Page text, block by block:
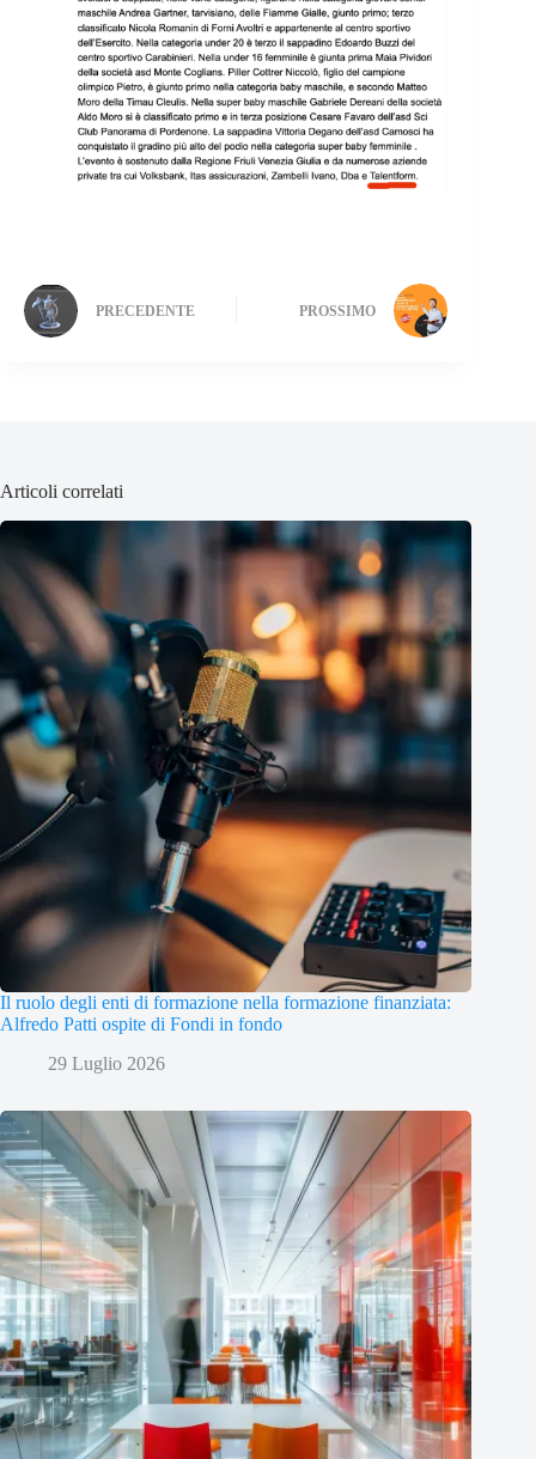
PRECEDENTE PROSSIMO
Articoli correlati
Il ruolo degli enti di formazione nella formazione finanziata:
Alfredo Patti ospite di Fondi in fondo
29 Luglio 2026